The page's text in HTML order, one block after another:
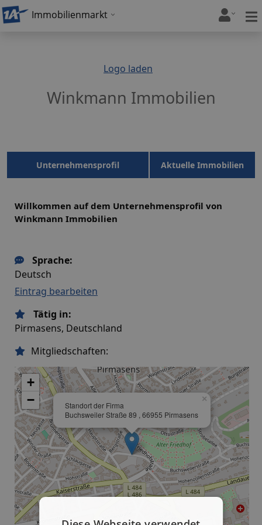
Immobilienmarkt
Logo laden
Winkmann Immobilien
Unternehmensprofil Aktuelle Immobilien
Willkommen auf dem Unternehmensprofil von
Winkmann Immobilien
Sprache:
Deutsch
Eintrag bearbeiten
Tätig in:
Pirmasens, Deutschland
Mitgliedschaften:
Standort der Firma
Buchsweiler Straße 89 , 66955 Pirmasens
×
+
−